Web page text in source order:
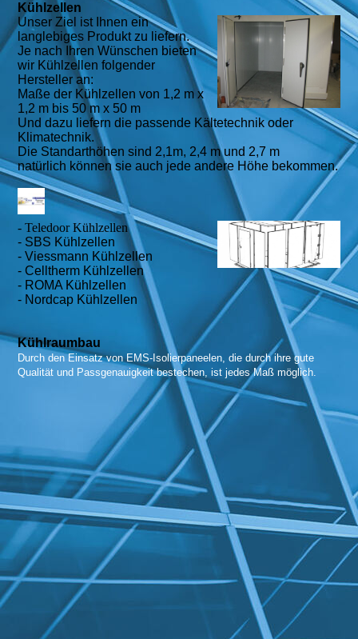
Kühlzellen
Unser Ziel ist Ihnen ein
langlebiges Produkt zu liefern.
Je nach Ihren Wünschen bieten
wir Kühlzellen folgender
Hersteller an:
Maße der Kühlzellen von 1,2 m x
1,2 m bis 50 m x 50 m
Und dazu liefern die passende Kältetechnik oder
Klimatechnik.
Die Standarthöhen sind 2,1m, 2,4 m und 2,7 m
natürlich können sie auch jede andere Höhe bekommen.
- Teledoor Kühlzellen
- SBS Kühlzellen
- Viessmann Kühlzellen
- Celltherm Kühlzellen
- ROMA Kühlzellen
- Nordcap Kühlzellen
Kühlraumbau
Durch den Einsatz von EMS-Isolierpaneelen, die durch ihre gute
Qualität und Passgenauigkeit bestechen, ist jedes Maß möglich.